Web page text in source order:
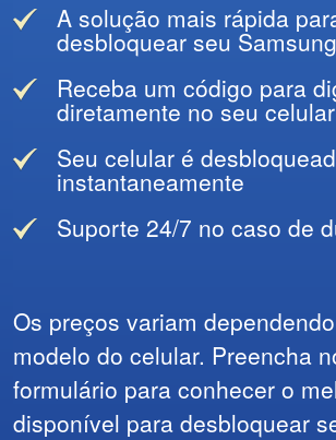
A solução mais rápida
desbloquear seu Samsung
Receba um código para
diretamente no seu celular
Seu celular é
instantaneamente
Suporte 24/7 no caso de
Os preços variam
modelo do celular. Preencha
formulário para conhecer o
disponível para desbloquear